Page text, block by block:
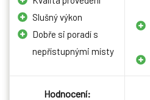
Slušný výkon
Dobře si poradí s
nepřístupnými místy
Hodnocení: